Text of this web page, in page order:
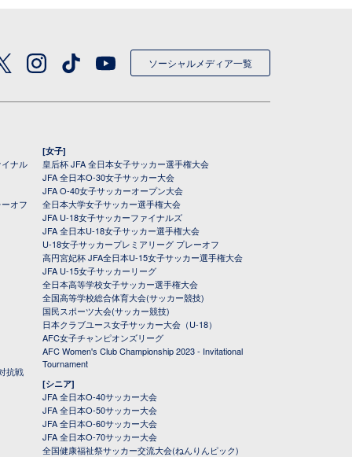
ソーシャルメディア一覧
ナル
オフ
抗戦
[女子]
皇后杯 JFA 全日本女子サッカー選手権大会
JFA 全日本O-30女子サッカー大会
JFA O-40女子サッカーオープン大会
全日本大学女子サッカー選手権大会
JFA U-18女子サッカーファイナルズ
JFA 全日本U-18女子サッカー選手権大会
U-18女子サッカープレミアリーグ プレーオフ
高円宮妃杯 JFA全日本U-15女子サッカー選手権大会
JFA U-15女子サッカーリーグ
全日本高等学校女子サッカー選手権大会
全国高等学校総合体育大会(サッカー競技)
国民スポーツ大会(サッカー競技)
日本クラブユース女子サッカー大会（U-18）
AFC女子チャンピオンズリーグ
AFC Women's Club Championship 2023 - Invitational
Tournament
[シニア]
JFA 全日本O-40サッカー大会
JFA 全日本O-50サッカー大会
JFA 全日本O-60サッカー大会
JFA 全日本O-70サッカー大会
全国健康福祉祭サッカー交流大会(ねんりんピック)